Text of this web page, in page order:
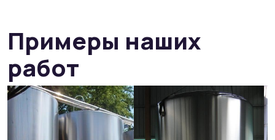
Примеры наших
работ